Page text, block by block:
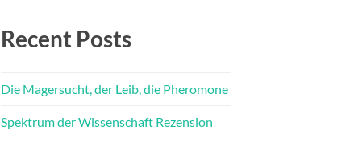
Recent Posts
Die Magersucht, der Leib, die Pheromone
Spektrum der Wissenschaft Rezension